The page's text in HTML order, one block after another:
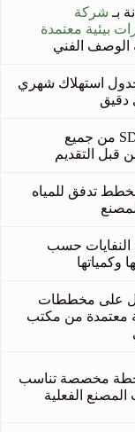
بـ شركة
بيئية معتمدة
الوصف الفني
جدول استهلاك شهري
دقيق
جمع SDS من جميع
قبل التقديم
تدفق للمياه
حسب
وكمياتها
على مخططات
معتمدة من مكتب
خطة مخصصة تناسب
المصنع الفعلية